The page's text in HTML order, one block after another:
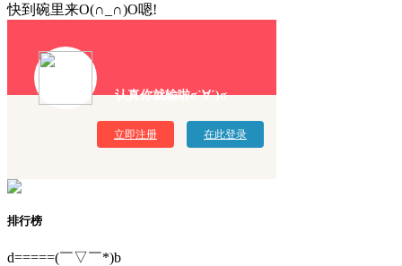
快到碗里来O(∩_∩)O嗯!
认真你就输啦σ`∀´)σ
立即注册 在此登录
排行榜
d=====(￣▽￣*)b